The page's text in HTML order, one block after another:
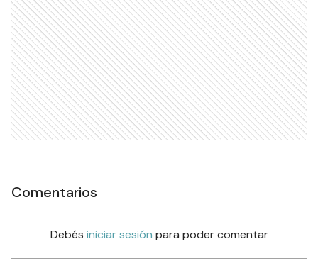
Comentarios
Debés iniciar sesión para poder comentar